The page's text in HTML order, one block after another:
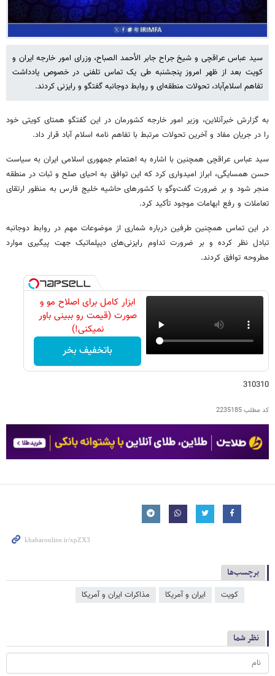
سید عباس عراقچی و شیخ جراح جابر الأحمد الصباح، وزرای امور خارجه ایران و
کویت بعد از ظهر امروز پنجشنبه طی یک تماس تلفنی در خصوص یادداشت
تفاهم اسلام‌آباد، تحولات منطقه‌ای و روابط دوجانبه گفتگو و رایزنی کردند.
به گزارش خبرآنلاین، وزیر امور خارجه کشورمان در این گفتگو همتای کویتی خود
را در جریان مفاد و آخرین تحولات مرتبط با تفاهم نامه اسلام آباد قرار داد.
سید عباس عراقچی همچنین با اشاره به اهتمام جمهوری اسلامی ایران به سیاست
حسن همسایگی، ابراز امیدواری کرد که این توافق به احیای صلح و ثبات در منطقه
منجر شود و بر ضرورت گفت‌وگو با کشورهای حاشیه خلیج فارس به منظور ارتقای
تعاملات و رفع ابهامات موجود تأکید کرد.
در این تماس همچنین طرفین درباره شماری از موضوعات مهم در روابط دوجانبه
تبادل نظر کرده و بر ضرورت تداوم رایزنی‌های دیپلماتیک جهت پیگیری موارد
مطروحه توافق کردند.
ابزار کامل برای اصلاح مو و
صورت (قیمت رو ببینی باور
نمیکنی!)
باتخفیف بخر
310310
کد مطلب2235185
برچسب‌ها
کویت ایران و آمریکا مذاکرات ایران و آمریکا
نظر شما